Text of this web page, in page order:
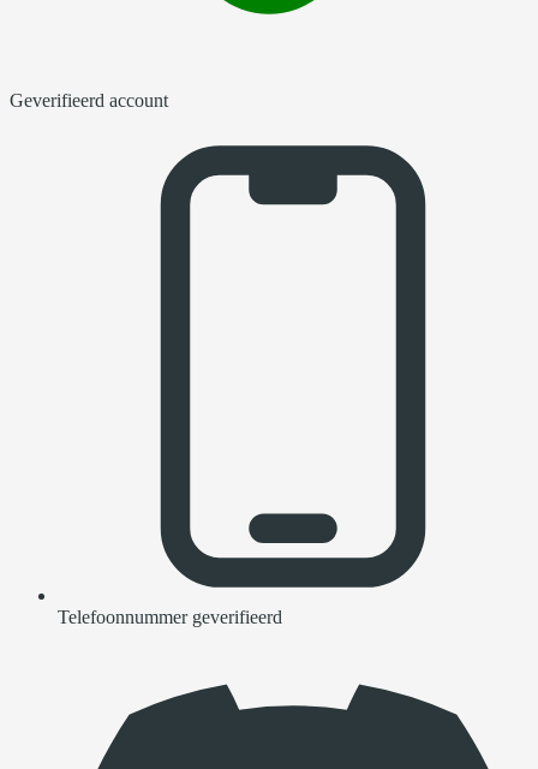
Geverifieerd account
Telefoonnummer geverifieerd